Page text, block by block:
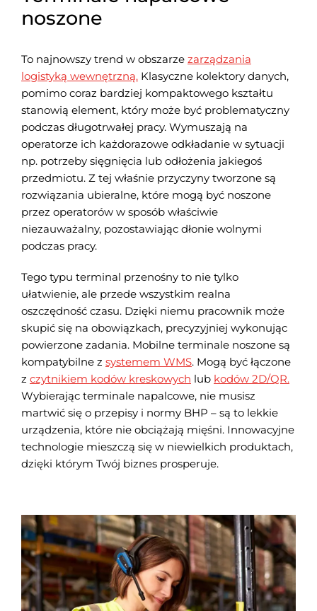
noszone
To najnowszy trend w obszarze zarządzania
logistyką wewnętrzną. Klasyczne kolektory danych,
pomimo coraz bardziej kompaktowego kształtu
stanowią element, który może być problematyczny
podczas długotrwałej pracy. Wymuszają na
operatorze ich każdorazowe odkładanie w sytuacji
np. potrzeby sięgnięcia lub odłożenia jakiegoś
przedmiotu. Z tej właśnie przyczyny tworzone są
rozwiązania ubieralne, które mogą być noszone
przez operatorów w sposób właściwie
niezauważalny, pozostawiając dłonie wolnymi
podczas pracy.
Tego typu terminal przenośny to nie tylko
ułatwienie, ale przede wszystkim realna
oszczędność czasu. Dzięki niemu pracownik może
skupić się na obowiązkach, precyzyjniej wykonując
powierzone zadania. Mobilne terminale noszone są
kompatybilne z systemem WMS. Mogą być łączone
z czytnikiem kodów kreskowych lub kodów 2D/QR.
Wybierając terminale napalcowe, nie musisz
martwić się o przepisy i normy BHP – są to lekkie
urządzenia, które nie obciążają mięśni. Innowacyjne
technologie mieszczą się w niewielkich produktach,
dzięki którym Twój biznes prosperuje.